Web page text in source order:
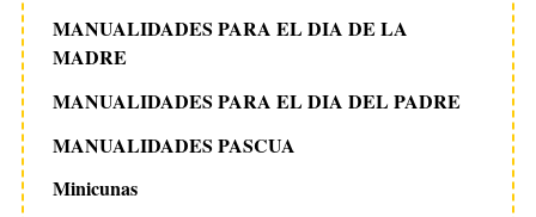
MANUALIDADES PARA EL DIA DE LA
MADRE
MANUALIDADES PARA EL DIA DEL PADRE
MANUALIDADES PASCUA
Minicunas